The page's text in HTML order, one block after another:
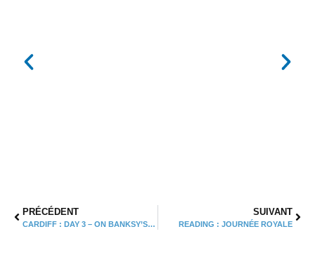
PRÉCÉDENT
CARDIFF : DAY 3 – ON BANKSY’S PATH…
SUIVANT
READING : JOURNÉE ROYALE